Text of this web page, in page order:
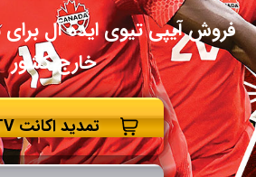
فروش آیپی تیوی ایده آل
خارج کشور
تمدید اکانت IPTV